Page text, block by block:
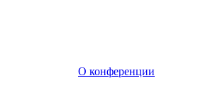
О конференции